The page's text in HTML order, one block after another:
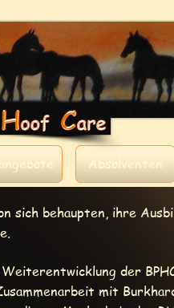
Absolventen
behaupten, ihre
der
mit